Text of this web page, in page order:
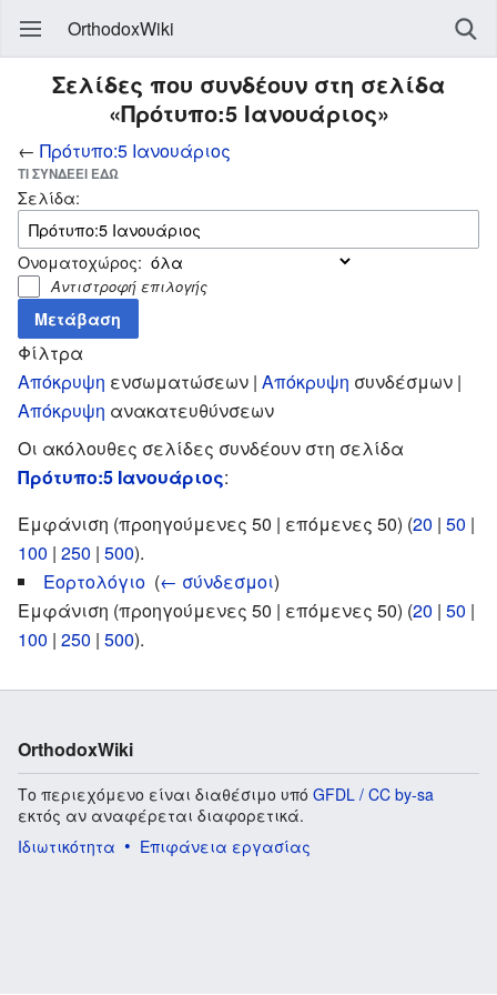
OrthodoxWiki
Σελίδες που συνδέουν στη σελίδα
«Πρότυπο:5 Ιανουάριος»
← Πρότυπο:5 Ιανουάριος
ΤΙ ΣΥΝΔΈΕΙ ΕΔΏ
Σελίδα:
Ονοματοχώρος:
Αντιστροφή επιλογής
Φίλτρα
Απόκρυψη ενσωματώσεων | Απόκρυψη συνδέσμων |
Απόκρυψη ανακατευθύνσεων
Οι ακόλουθες σελίδες συνδέουν στη σελίδα
Πρότυπο:5 Ιανουάριος:
Εμφάνιση (προηγούμενες 50 | επόμενες 50) (20 | 50 |
100 | 250 | 500).
Εορτολόγιο (← σύνδεσμοι)
Εμφάνιση (προηγούμενες 50 | επόμενες 50) (20 | 50 |
100 | 250 | 500).
OrthodoxWiki
Το περιεχόμενο είναι διαθέσιμο υπό GFDL / CC by-sa
εκτός αν αναφέρεται διαφορετικά.
Ιδιωτικότητα
Επιφάνεια εργασίας